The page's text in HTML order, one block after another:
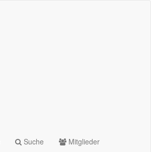
Suche Mitglieder